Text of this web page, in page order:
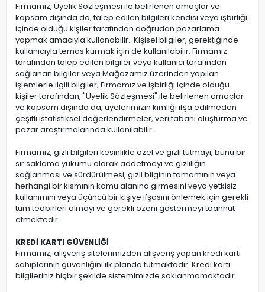
Firmamız, Üyelik Sözleşmesi ile belirlenen amaçlar ve
kapsam dışında da, talep edilen bilgileri kendisi veya işbirliği
içinde olduğu kişiler tarafından doğrudan pazarlama
yapmak amacıyla kullanabilir. Kişisel bilgiler, gerektiğinde
kullanıcıyla temas kurmak için de kullanılabilir. Firmamız
tarafından talep edilen bilgiler veya kullanıcı tarafından
sağlanan bilgiler veya Mağazamız üzerinden yapılan
işlemlerle ilgili bilgiler; Firmamız ve işbirliği içinde olduğu
kişiler tarafından, "Üyelik Sözleşmesi" ile belirlenen amaçlar
ve kapsam dışında da, üyelerimizin kimliği ifşa edilmeden
çeşitli istatistiksel değerlendirmeler, veri tabanı oluşturma ve
pazar araştırmalarında kullanılabilir.
Firmamız, gizli bilgileri kesinlikle özel ve gizli tutmayı, bunu bir
sır saklama yükümü olarak addetmeyi ve gizliliğin
sağlanması ve sürdürülmesi, gizli bilginin tamamının veya
herhangi bir kısmının kamu alanına girmesini veya yetkisiz
kullanımını veya üçüncü bir kişiye ifşasını önlemek için gerekli
tüm tedbirleri almayı ve gerekli özeni göstermeyi taahhüt
etmektedir.
KREDİ KARTI GÜVENLİĞİ
Firmamız, alışveriş sitelerimizden alışveriş yapan kredi kartı
sahiplerinin güvenliğini ilk planda tutmaktadır. Kredi kartı
bilgileriniz hiçbir şekilde sistemimizde saklanmamaktadır.